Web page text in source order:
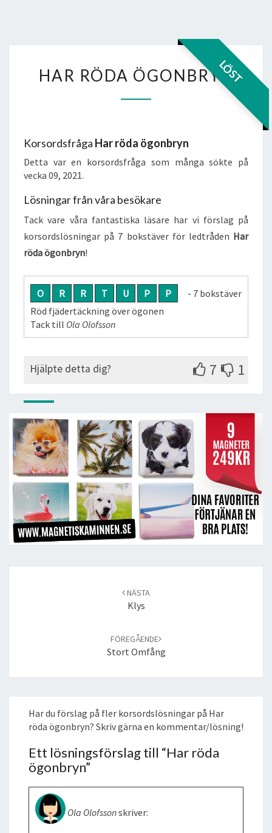
LÖST
RÖDA
HAR RÖDA ÖGONBRYN
Korsordsfråga Har röda ögonbryn
Detta var en korsordsfråga som många sökte på
vecka 09, 2021.
Lösningar från våra besökare
Tack vare våra fantastiska läsare har vi förslag på
korsordslösningar på 7 bokstäver för ledtråden Har
röda ögonbryn!
O R R T U P P
- 7 bokstäver
Röd fjädertäckning över ögonen
Tack till Ola Olofsson
Hjälpte detta dig? 7 1
NÄSTA
Klys
FÖREGÅENDE
Stort Omfång
Har du förslag på fler korsordslösningar på Har
röda ögonbryn? Skriv gärna en kommentar/lösning!
Ett lösningsförslag till “Har röda
ögonbryn”
Ola Olofssonskriver: